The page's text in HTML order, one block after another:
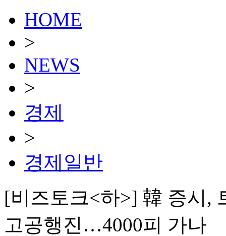
HOME
>
NEWS
>
경제
>
경제일반
[비즈토크<하>] 韓 증시,
고공행진…4000피 가나